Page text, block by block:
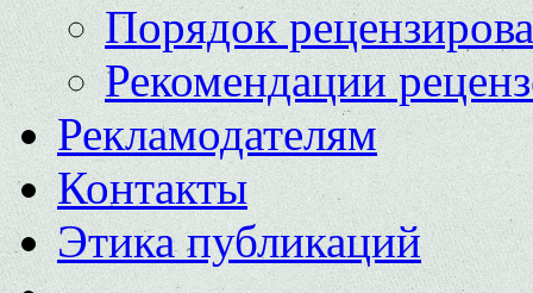
Порядок
Рекомендации
Рекламодателям
Контакты
Этика публикаций